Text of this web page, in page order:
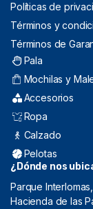
Políticas de
Términos y
Términos de
Pala
Mochilas y
Accesorios
Ropa
Calzado
Pelotas
¿Dónde nos
Parque
Hacienda de las